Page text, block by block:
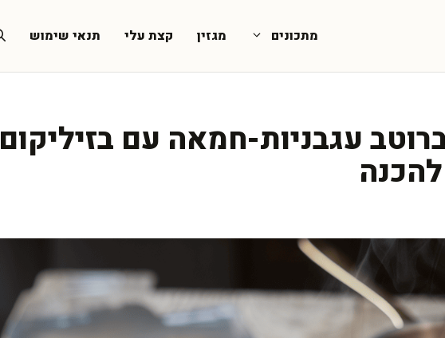
מתכונים מגזין קצת עלי תנאי שימוש
עגבניות-חמאה עם בזיליקום